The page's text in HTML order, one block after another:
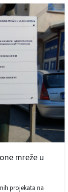
mreže u
projekata na